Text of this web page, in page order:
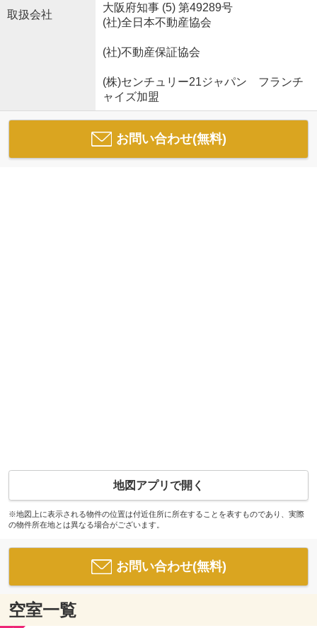
取扱会社
大阪府知事 (5) 第49289号
(社)全日本不動産協会
(社)不動産保証協会
(株)センチュリー21ジャパン フランチ
ャイズ加盟
お問い合わせ(無料)
地図アプリで開く
※地図上に表示される物件の位置は付近住所に所在することを表すものであり、実際
の物件所在地とは異なる場合がございます。
お問い合わせ(無料)
空室一覧